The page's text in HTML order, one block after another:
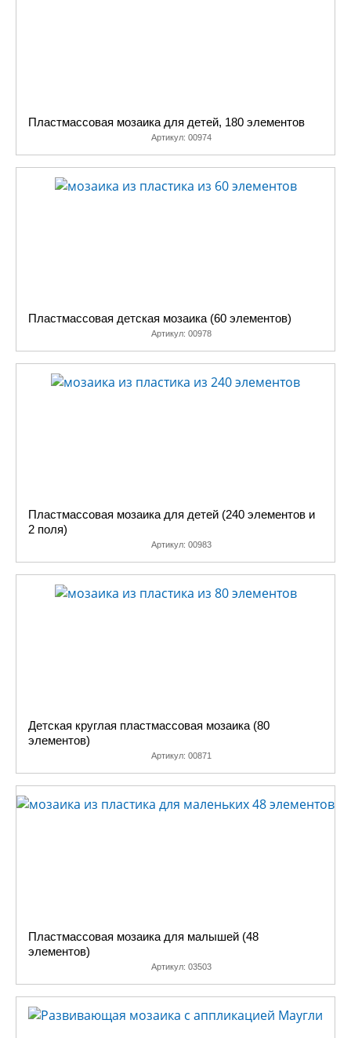
Пластмассовая мозаика для детей, 180 элементов
Артикул: 00974
Пластмассовая детская мозаика (60 элементов)
Артикул: 00978
Пластмассовая мозаика для детей (240 элементов и
2 поля)
Артикул: 00983
Детская круглая пластмассовая мозаика (80
элементов)
Артикул: 00871
Пластмассовая мозаика для малышей (48
элементов)
Артикул: 03503